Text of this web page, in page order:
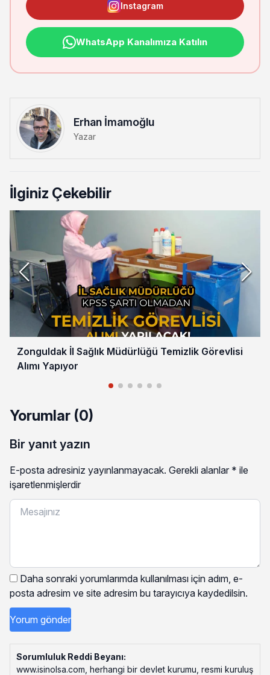
Instagram
WhatsApp Kanalımıza Katılın
Erhan İmamoğlu
Yazar
İlginiz Çekebilir
Zonguldak İl Sağlık Müdürlüğü Temizlik Görevlisi
Alımı Yapıyor
Yorumlar (0)
Bir yanıt yazın
E-posta adresiniz yayınlanmayacak. Gerekli alanlar * ile
işaretlenmişlerdir
Daha sonraki yorumlarımda kullanılması için adım, e-
posta adresim ve site adresim bu tarayıcıya kaydedilsin.
Sorumluluk Reddi Beyanı:
www.isinolsa.com, herhangi bir devlet kurumu, resmi kuruluş